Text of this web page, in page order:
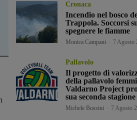
Cronaca
Incendio nel bosco
Trappola. Soccorsi
spegnere le fiamme
Monica Campani 7 Agosto
Pallavolo
Il progetto di
della pallavolo
Valdarno Project
sua seconda stagione
Michele Bossini 7 Agosto